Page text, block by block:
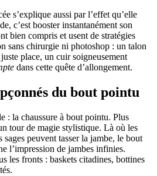
s’explique aussi par l’effet qu’elle
c’est booster instantanément son
bien compris et usent de stratégies
sans chirurgie ni photoshop : un talon
place, un cuir soigneusement
dans cette quête d’allongement.
du bout pointu
: la chaussure à bout pointu. Plus
tour de magie stylistique. Là où les
sages peuvent tasser la jambe, le bout
l’impression de jambes infinies.
les fronts : baskets citadines, bottines